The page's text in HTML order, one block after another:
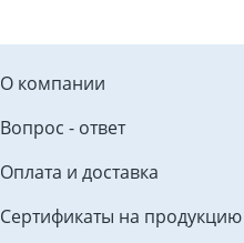
О компании
Вопрос - ответ
Оплата и доставка
Сертификаты на продукцию